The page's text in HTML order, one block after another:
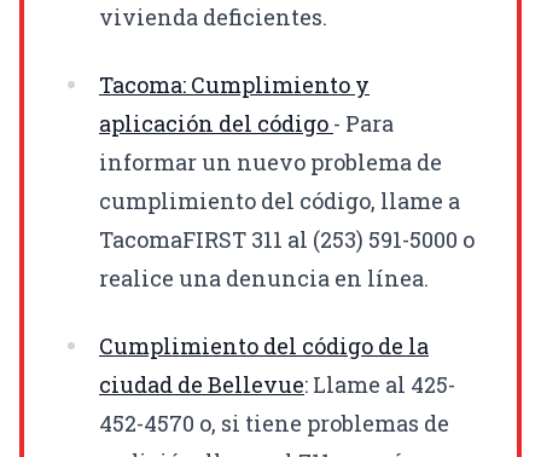
vivienda deficientes.
Tacoma: Cumplimiento y
aplicación del código - Para
informar un nuevo problema de
cumplimiento del código, llame a
TacomaFIRST 311 al (253) 591-5000 o
realice una denuncia en línea.
Cumplimiento del código de la
ciudad de Bellevue: Llame al 425-
452-4570 o, si tiene problemas de